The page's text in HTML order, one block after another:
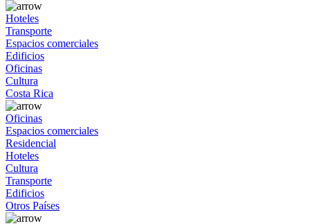
Hoteles
Transporte
Espacios comerciales
Edificios
Oficinas
Cultura
Costa Rica
Oficinas
Espacios comerciales
Residencial
Hoteles
Cultura
Transporte
Edificios
Otros Países